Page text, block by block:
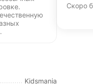
Kidsmania
Скоро